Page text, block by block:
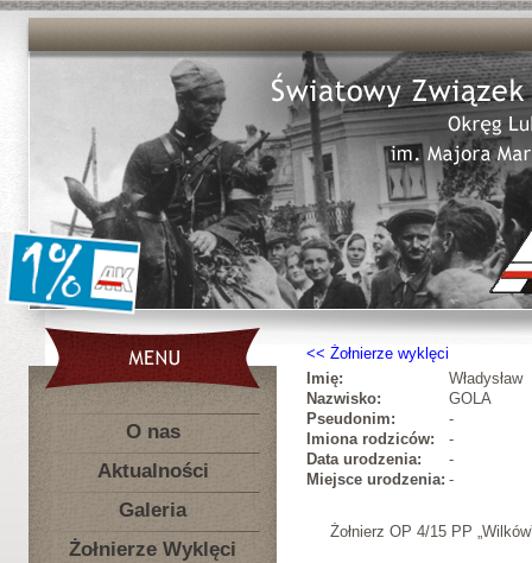
O nas
Aktualności
Galeria
Żołnierze Wyklęci
Żołnierze wyklęci
Imię:
Władysław
Nazwisko:
GOLA
Pseudonim:
-
Imiona rodziców:
-
Data urodzenia:
-
Miejsce urodzenia: -
Żołnierz OP 4/15 PP